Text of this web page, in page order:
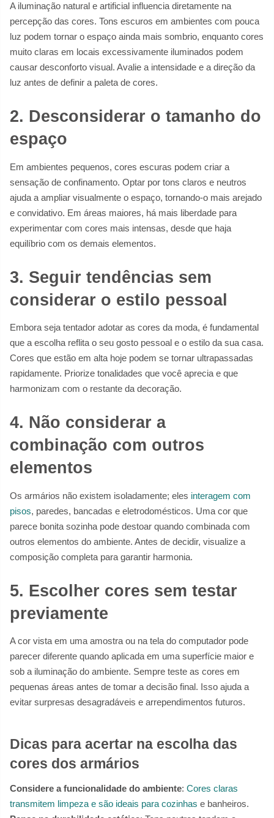
A iluminação natural e artificial influencia diretamente na
percepção das cores. Tons escuros em ambientes com pouca
luz podem tornar o espaço ainda mais sombrio, enquanto cores
muito claras em locais excessivamente iluminados podem
causar desconforto visual. Avalie a intensidade e a direção da
luz antes de definir a paleta de cores.
2. Desconsiderar o tamanho do
espaço
Em ambientes pequenos, cores escuras podem criar a
sensação de confinamento. Optar por tons claros e neutros
ajuda a ampliar visualmente o espaço, tornando-o mais arejado
e convidativo. Em áreas maiores, há mais liberdade para
experimentar com cores mais intensas, desde que haja
equilíbrio com os demais elementos.
3. Seguir tendências sem
considerar o estilo pessoal
Embora seja tentador adotar as cores da moda, é fundamental
que a escolha reflita o seu gosto pessoal e o estilo da sua casa.
Cores que estão em alta hoje podem se tornar ultrapassadas
rapidamente. Priorize tonalidades que você aprecia e que
harmonizam com o restante da decoração.
4. Não considerar a
combinação com outros
elementos
Os armários não existem isoladamente; eles interagem com
pisos, paredes, bancadas e eletrodomésticos. Uma cor que
parece bonita sozinha pode destoar quando combinada com
outros elementos do ambiente. Antes de decidir, visualize a
composição completa para garantir harmonia.
5. Escolher cores sem testar
previamente
A cor vista em uma amostra ou na tela do computador pode
parecer diferente quando aplicada em uma superfície maior e
sob a iluminação do ambiente. Sempre teste as cores em
pequenas áreas antes de tomar a decisão final. Isso ajuda a
evitar surpresas desagradáveis e arrependimentos futuros.
Dicas para acertar na escolha das
cores dos armários
Considere a funcionalidade do ambiente: Cores claras
transmitem limpeza e são ideais para cozinhas e banheiros.